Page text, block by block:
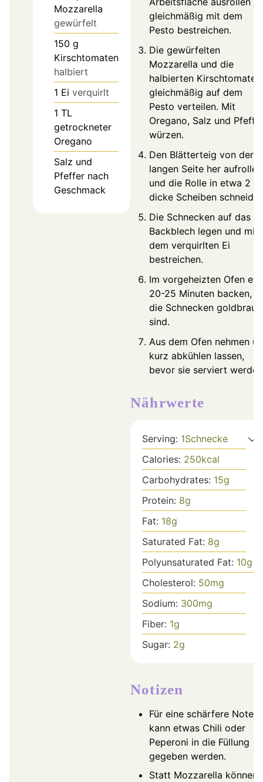
Mozzarella
gewürfelt
150 g
Kirschtomaten
halbiert
1 Ei verquirlt
1 TL
getrockneter
Oregano
Salz und
Pfeffer nach
Geschmack
gleichmäßig mit dem
Pesto bestreichen.
Die gewürfelten
Mozzarella und die
halbierten Kirschtomaten
gleichmäßig auf dem
Pesto verteilen. Mit
Oregano, Salz und
würzen.
Den Blätterteig von der
langen Seite her aufrollen
und die Rolle in etwa 2
dicke Scheiben
Die Schnecken auf das
Backblech legen und mit
dem verquirlten Ei
bestreichen.
Im vorgeheizten Ofen
20-25 Minuten backen,
die Schnecken goldbraun
sind.
Aus dem Ofen nehmen
kurz abkühlen lassen,
bevor sie serviert
Nährwerte
Serving: 1Schnecke
Calories: 250kcal
Carbohydrates: 15g
Protein: 8g
Fat: 18g
Saturated Fat: 8g
Polyunsaturated Fat: 10g
Cholesterol: 50mg
Sodium: 300mg
Fiber: 1g
Sugar: 2g
Notizen
Für eine schärfere Note
kann etwas Chili oder
Peperoni in die Füllung
gegeben werden.
Statt Mozzarella können